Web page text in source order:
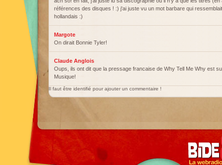
références des disques ! :) j'ai juste vu un mot barbare qui
hollandais :)
Margote
On dirait Bonnie Tyler!
Claude Anglois
Oups, ils ont dit que la pressage francaise de Why Tell Me Why est
Musique!
Il faut être identifié pour ajouter un commentaire !